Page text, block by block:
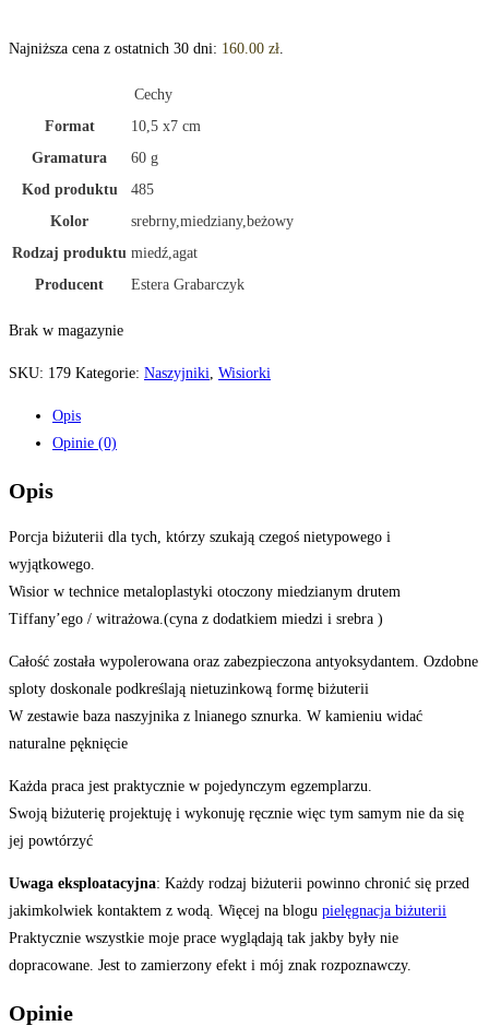
Najniższa cena z ostatnich 30 dni: 160.00 zł.
Cechy
Format
10,5 x7 cm
Gramatura
60 g
Kod produktu
485
Kolor
srebrny,miedziany,beżowy
Rodzaj produktu miedź,agat
Producent
Estera Grabarczyk
Brak w magazynie
SKU: 179 Kategorie: Naszyjniki, Wisiorki
Opis
Opinie (0)
Opis
Porcja biżuterii dla tych, którzy szukają czegoś nietypowego i
wyjątkowego.
Wisior w technice metaloplastyki otoczony miedzianym drutem
Tiffany’ego / witrażowa.(cyna z dodatkiem miedzi i srebra )
Całość została wypolerowana oraz zabezpieczona antyoksydantem. Ozdobne
sploty doskonale podkreślają nietuzinkową formę biżuterii
W zestawie baza naszyjnika z lnianego sznurka. W kamieniu widać
naturalne pęknięcie
Każda praca jest praktycznie w pojedynczym egzemplarzu.
Swoją biżuterię projektuję i wykonuję ręcznie więc tym samym nie da się
jej powtórzyć
Uwaga eksploatacyjna: Każdy rodzaj biżuterii powinno chronić się przed
jakimkolwiek kontaktem z wodą. Więcej na blogu pielęgnacja biżuterii
Praktycznie wszystkie moje prace wyglądają tak jakby były nie
dopracowane. Jest to zamierzony efekt i mój znak rozpoznawczy.
Opinie